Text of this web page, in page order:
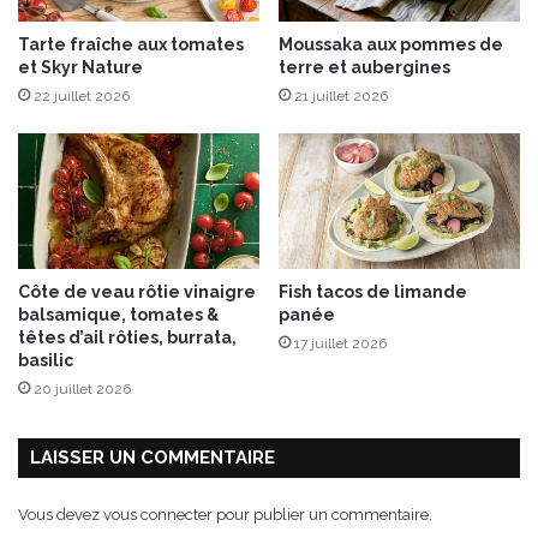
é
a
v
e
a
n
i
e
r
e
Tarte fraîche aux tomates
et Skyr Nature
22 juillet 2026
Moussaka aux pommes de
terre et aubergines
21 juillet 2026
Côte de veau rôtie vinaigre
balsamique, tomates &
têtes d’ail rôties, burrata,
basilic
20 juillet 2026
Fish tacos de limande
panée
17 juillet 2026
LAISSER UN COMMENTAIRE
Vous devez vous connecter pour publier un commentaire.